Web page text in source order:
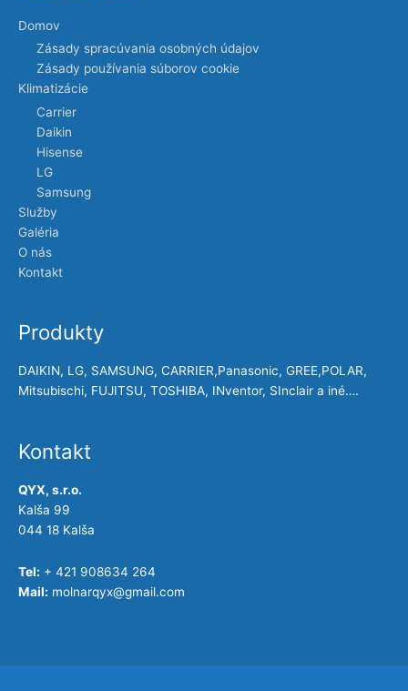
Domov
Zásady spracúvania osobných údajov
Zásady používania súborov cookie
Klimatizácie
Carrier
Daikin
Hisense
LG
Samsung
Služby
Galéria
O nás
Kontakt
Produkty
DAIKIN, LG, SAMSUNG, CARRIER,Panasonic, GREE,POLAR,
Mitsubischi, FUJITSU, TOSHIBA, INventor, SInclair a iné….
Kontakt
QYX, s.r.o.
Kalša 99
044 18 Kalša
Tel: + 421 908634 264
Mail: molnarqyx@gmail.com